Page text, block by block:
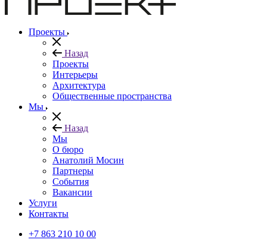
Проекты
Назад
Проекты
Интерьеры
Архитектура
Общественные пространства
Мы
Назад
Мы
О бюро
Анатолий Мосин
Партнеры
События
Вакансии
Услуги
Контакты
+7 863 210 10 00